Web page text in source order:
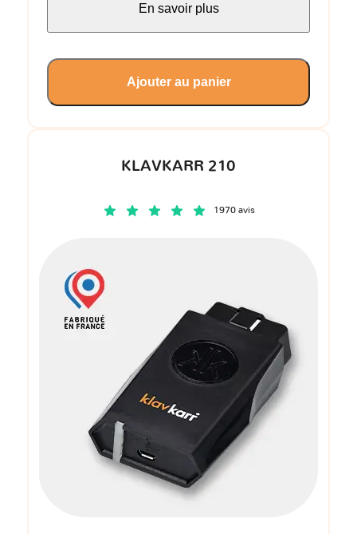
KLAVKARR 210
1970 avis
En savoir plus
Ajouter au panier